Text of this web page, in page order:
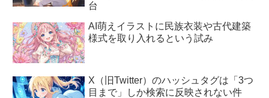
台
AI萌えイラストに民族衣装や古代建築
様式を取り入れるという試み
X（旧Twitter）のハッシュタグは「3つ
目まで」しか検索に反映されない件